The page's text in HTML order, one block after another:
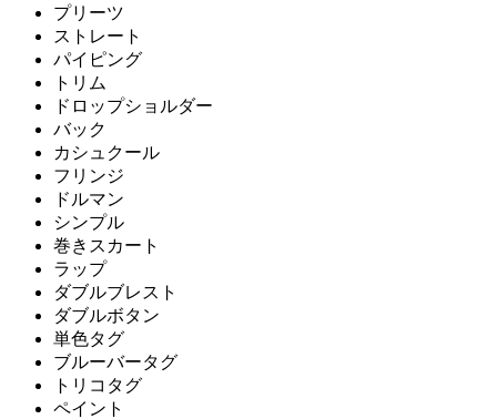
プリーツ
ストレート
パイピング
トリム
ドロップショルダー
バック
カシュクール
フリンジ
ドルマン
シンプル
巻きスカート
ラップ
ダブルブレスト
ダブルボタン
単色タグ
ブルーバータグ
トリコタグ
ペイント